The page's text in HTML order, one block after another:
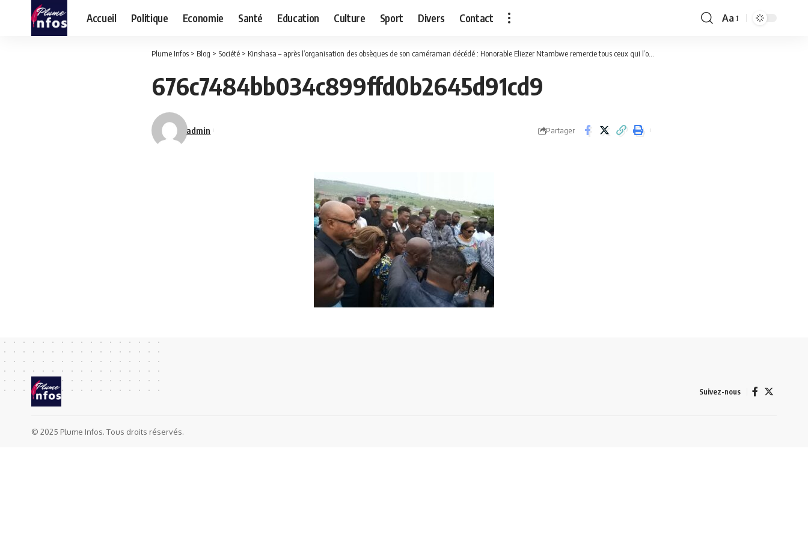
Accueil Politique Economie Santé Education Culture Sport Divers Contact
Font
Aa
Plume Infos > Blog > Société > Kinshasa – après l’organisation des obsèques de son caméraman décédé : Honorable Eliezer Ntambwe remercie tous ceux qui l’ont assisté durant ce moment de tristesse. ( Message de remerciement)
676c7484bb034c899ffd0b2645d91cd9
admin Partager
Suivez-nous
© 2025 Plume Infos. Tous droits réservés.